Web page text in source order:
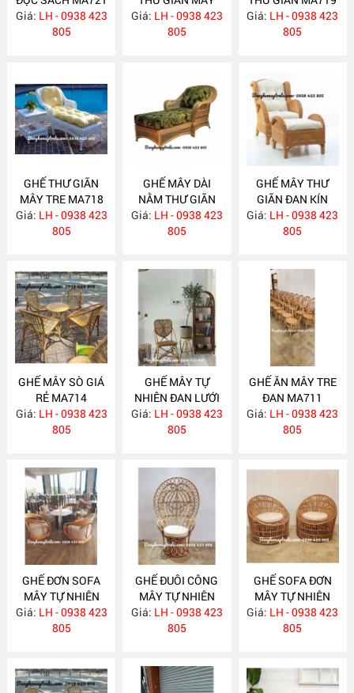
Giá: LH - 0938 423
805
TỰ NHIÊN MA720
Giá: LH - 0938 423
805
Giá: LH - 0938 423
805
GHẾ THƯ GIÃN
MÂY TRE MA718
Giá: LH - 0938 423
805
GHẾ MÂY DÀI
NẰM THƯ GIÃN
MA717
Giá: LH - 0938 423
805
GHẾ MÂY THƯ
GIÃN ĐAN KÍN
KÈM ĐÔN GÁC
CHÂN MA716
Giá: LH - 0938 423
805
GHẾ MÂY SÒ GIÁ
RẺ MA714
Giá: LH - 0938 423
805
GHẾ MÂY TỰ
NHIÊN ĐAN LƯỚI
MA712
Giá: LH - 0938 423
805
GHẾ ĂN MÂY TRE
ĐAN MA711
Giá: LH - 0938 423
805
GHẾ ĐƠN SOFA
MÂY TỰ NHIÊN
MA701
Giá: LH - 0938 423
805
GHẾ ĐUÔI CÔNG
MÂY TỰ NHIÊN
DECOR CHỤP
HÌNH MA690
Giá: LH - 0938 423
805
GHẾ SOFA ĐƠN
MÂY TỰ NHIÊN
MA680
Giá: LH - 0938 423
805